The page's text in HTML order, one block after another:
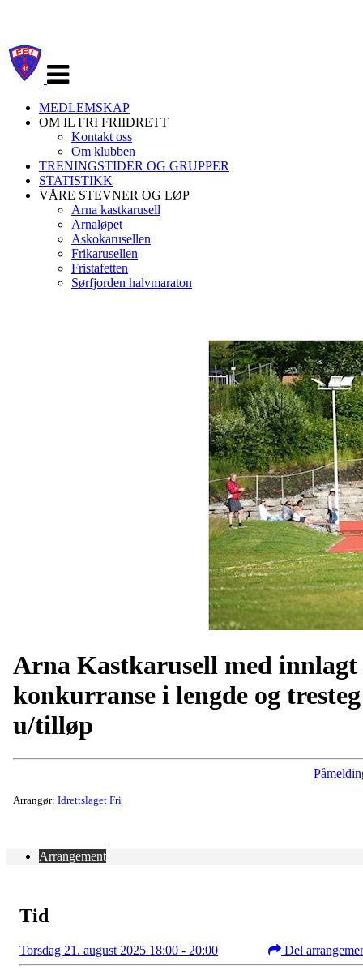
navigasjon
MEDLEMSKAP
OM IL FRI FRIIDRETT
Kontakt oss
Om klubben
TRENINGSTIDER OG GRUPPER
STATISTIKK
VÅRE STEVNER OG LØP
Arna kastkarusell
Arnaløpet
Askokarusellen
Frikarusellen
Fristafetten
Sørfjorden halvmaraton
Arna Kastkarusell med innlagt
konkurranse i lengde og tresteg
u/tilløp
Arrangør: Idrettslaget Fri
Arrangement
Tid
Torsdag 21. august 2025 18:00 - 20:00 Del